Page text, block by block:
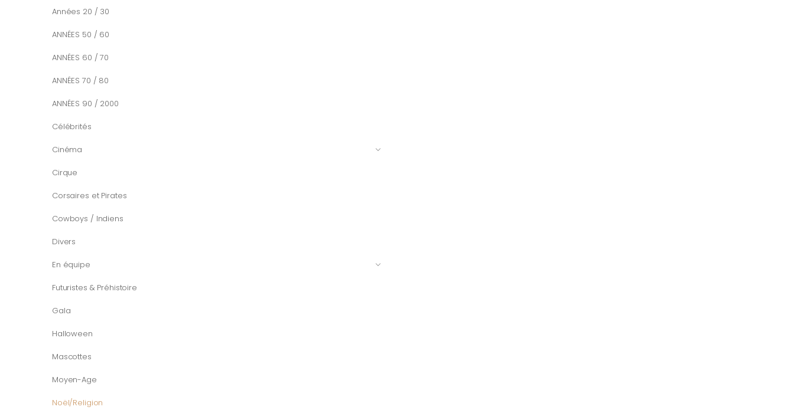
Années 20 / 30
ANNÉES 50 / 60
ANNÉES 60 / 70
ANNÉES 70 / 80
ANNÉES 90 / 2000
Célébrités
Cinéma
Cirque
Corsaires et Pirates
Cowboys / Indiens
Divers
En équipe
Futuristes & Préhistoire
Gala
Halloween
Mascottes
Moyen-Age
Noël/Religion